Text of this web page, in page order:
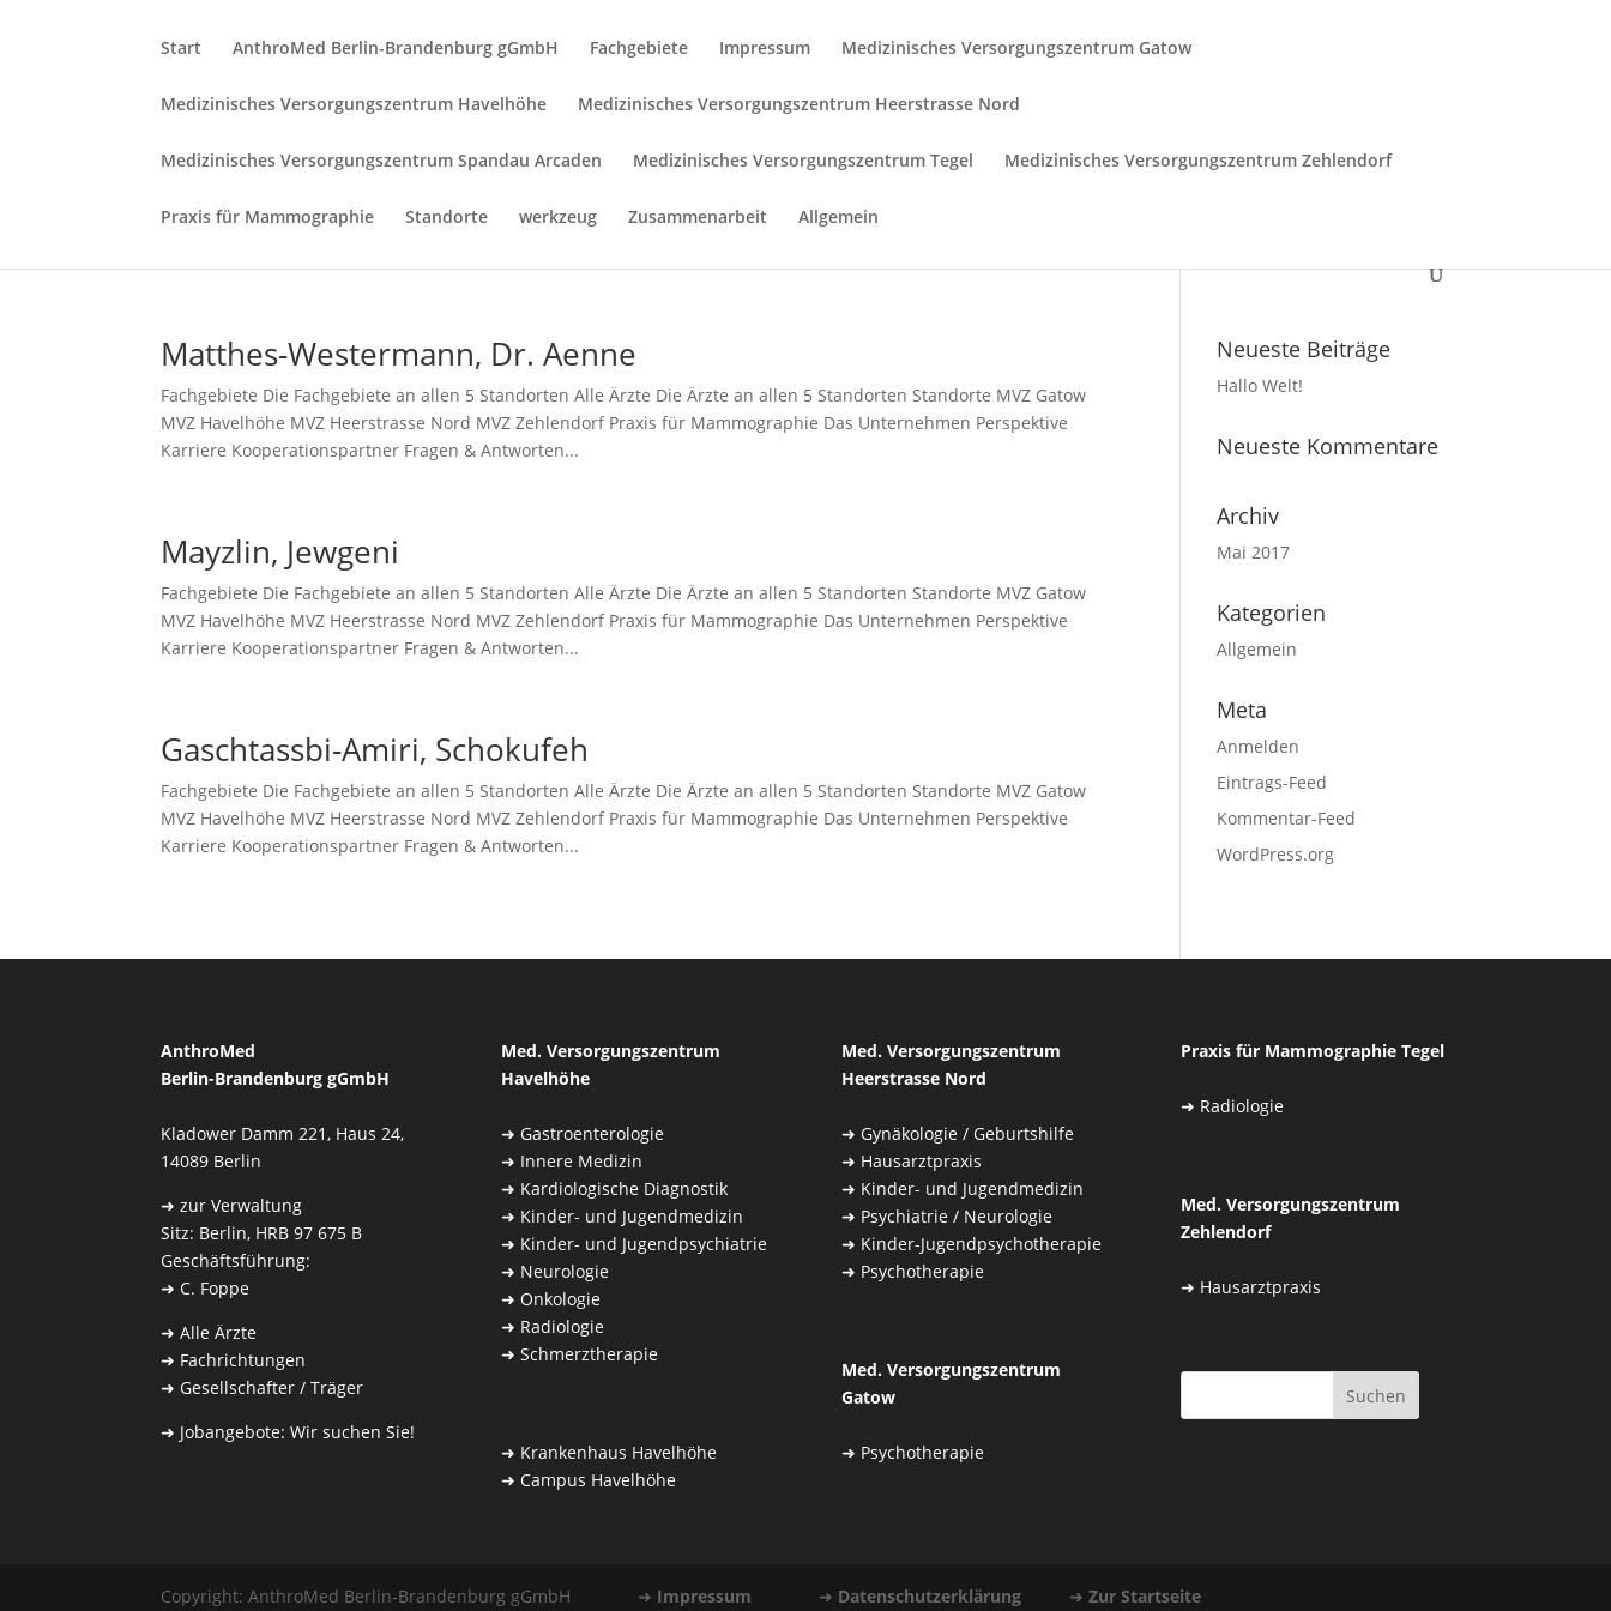
Start AnthroMed Berlin-Brandenburg gGmbH Fachgebiete Impressum Medizinisches Versorgungszentrum Gatow
Medizinisches Versorgungszentrum Havelhöhe Medizinisches Versorgungszentrum Heerstrasse Nord
Medizinisches Versorgungszentrum Spandau Arcaden Medizinisches Versorgungszentrum Tegel Medizinisches Versorgungszentrum Zehlendorf
Praxis für Mammographie Standorte werkzeug Zusammenarbeit Allgemein
Matthes-Westermann, Dr. Aenne
Fachgebiete Die Fachgebiete an allen 5 Standorten Alle Ärzte Die Ärzte an allen 5 Standorten Standorte MVZ Gatow
MVZ Havelhöhe MVZ Heerstrasse Nord MVZ Zehlendorf Praxis für Mammographie Das Unternehmen Perspektive
Karriere Kooperationspartner Fragen & Antworten...
Mayzlin, Jewgeni
Fachgebiete Die Fachgebiete an allen 5 Standorten Alle Ärzte Die Ärzte an allen 5 Standorten Standorte MVZ Gatow
MVZ Havelhöhe MVZ Heerstrasse Nord MVZ Zehlendorf Praxis für Mammographie Das Unternehmen Perspektive
Karriere Kooperationspartner Fragen & Antworten...
Gaschtassbi-Amiri, Schokufeh
Fachgebiete Die Fachgebiete an allen 5 Standorten Alle Ärzte Die Ärzte an allen 5 Standorten Standorte MVZ Gatow
MVZ Havelhöhe MVZ Heerstrasse Nord MVZ Zehlendorf Praxis für Mammographie Das Unternehmen Perspektive
Karriere Kooperationspartner Fragen & Antworten...
Neueste Beiträge
Hallo Welt!
Neueste Kommentare
Archiv
Mai 2017
Kategorien
Allgemein
Meta
Anmelden
Eintrags-Feed
Kommentar-Feed
WordPress.org
AnthroMed
Berlin-Brandenburg gGmbH
Kladower Damm 221, Haus 24,
14089 Berlin
➜zur Verwaltung
Sitz: Berlin, HRB 97 675 B
Geschäftsführung:
➜C. Foppe
➜Alle Ärzte
➜ Fachrichtungen
➜Gesellschafter / Träger
➜ Jobangebote: Wir suchen Sie!
Med. Versorgungszentrum
Havelhöhe
➜ Gastroenterologie
➜ Innere Medizin
➜ Kardiologische Diagnostik
➜ Kinder- und Jugendmedizin
➜ Kinder- und Jugendpsychiatrie
➜ Neurologie
➜ Onkologie
➜ Radiologie
➜ Schmerztherapie
➜ Krankenhaus Havelhöhe
➜ Campus Havelhöhe
Med. Versorgungszentrum
Heerstrasse Nord
➜ Gynäkologie / Geburtshilfe
➜ Hausarztpraxis
➜ Kinder- und Jugendmedizin
➜ Psychiatrie / Neurologie
➜ Kinder-Jugendpsychotherapie
➜ Psychotherapie
Med. Versorgungszentrum
Gatow
➜ Psychotherapie
Praxis für Mammographie Tegel
➜ Radiologie
Med. Versorgungszentrum
Zehlendorf
➜ Hausarztpraxis
Suchen
Copyright: AnthroMed Berlin-Brandenburg gGmbH ➜ Impressum ➜ Datenschutzerklärung ➜Zur Startseite